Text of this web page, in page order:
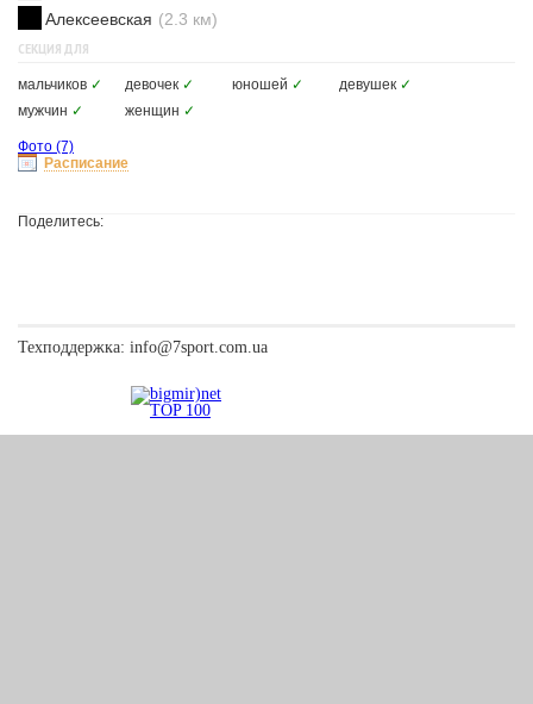
Алексеевская (2.3 км)
СЕКЦИЯ ДЛЯ
мальчиков ✓ девочек ✓ юношей ✓ девушек ✓
мужчин ✓ женщин ✓
Фото (7)
Расписание
Поделитесь:
Техподдержка: info@7sport.com.ua